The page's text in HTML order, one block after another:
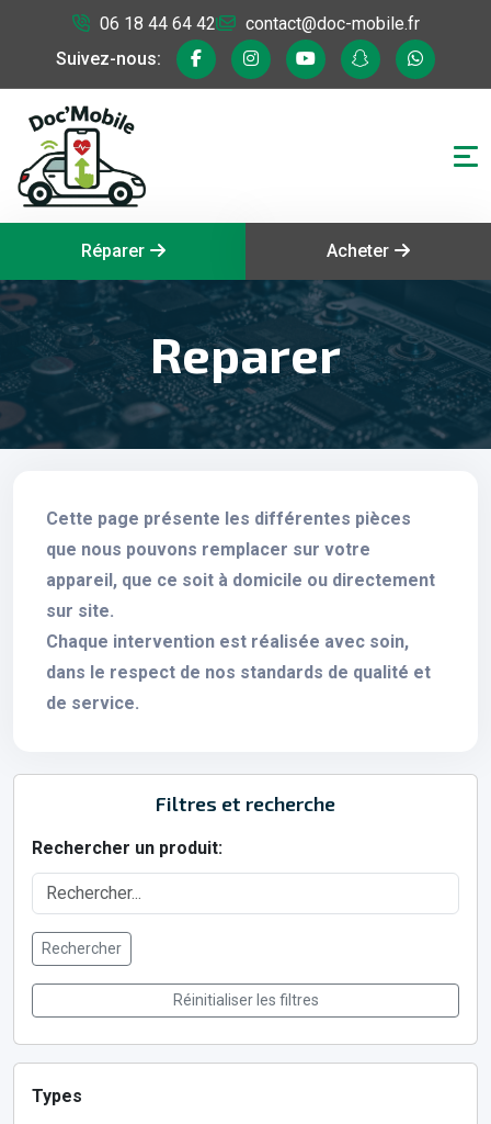
Suivez-nous:
06 18 44 64 42 contact@doc-mobile.fr
Réparer Acheter
Reparer
Cette page présente les différentes pièces
que nous pouvons remplacer sur votre
appareil, que ce soit à domicile ou directement
sur site.
Chaque intervention est réalisée avec soin,
dans le respect de nos standards de qualité et
de service.
Filtres et recherche
Rechercher un produit:
Rechercher
Réinitialiser les filtres
Types